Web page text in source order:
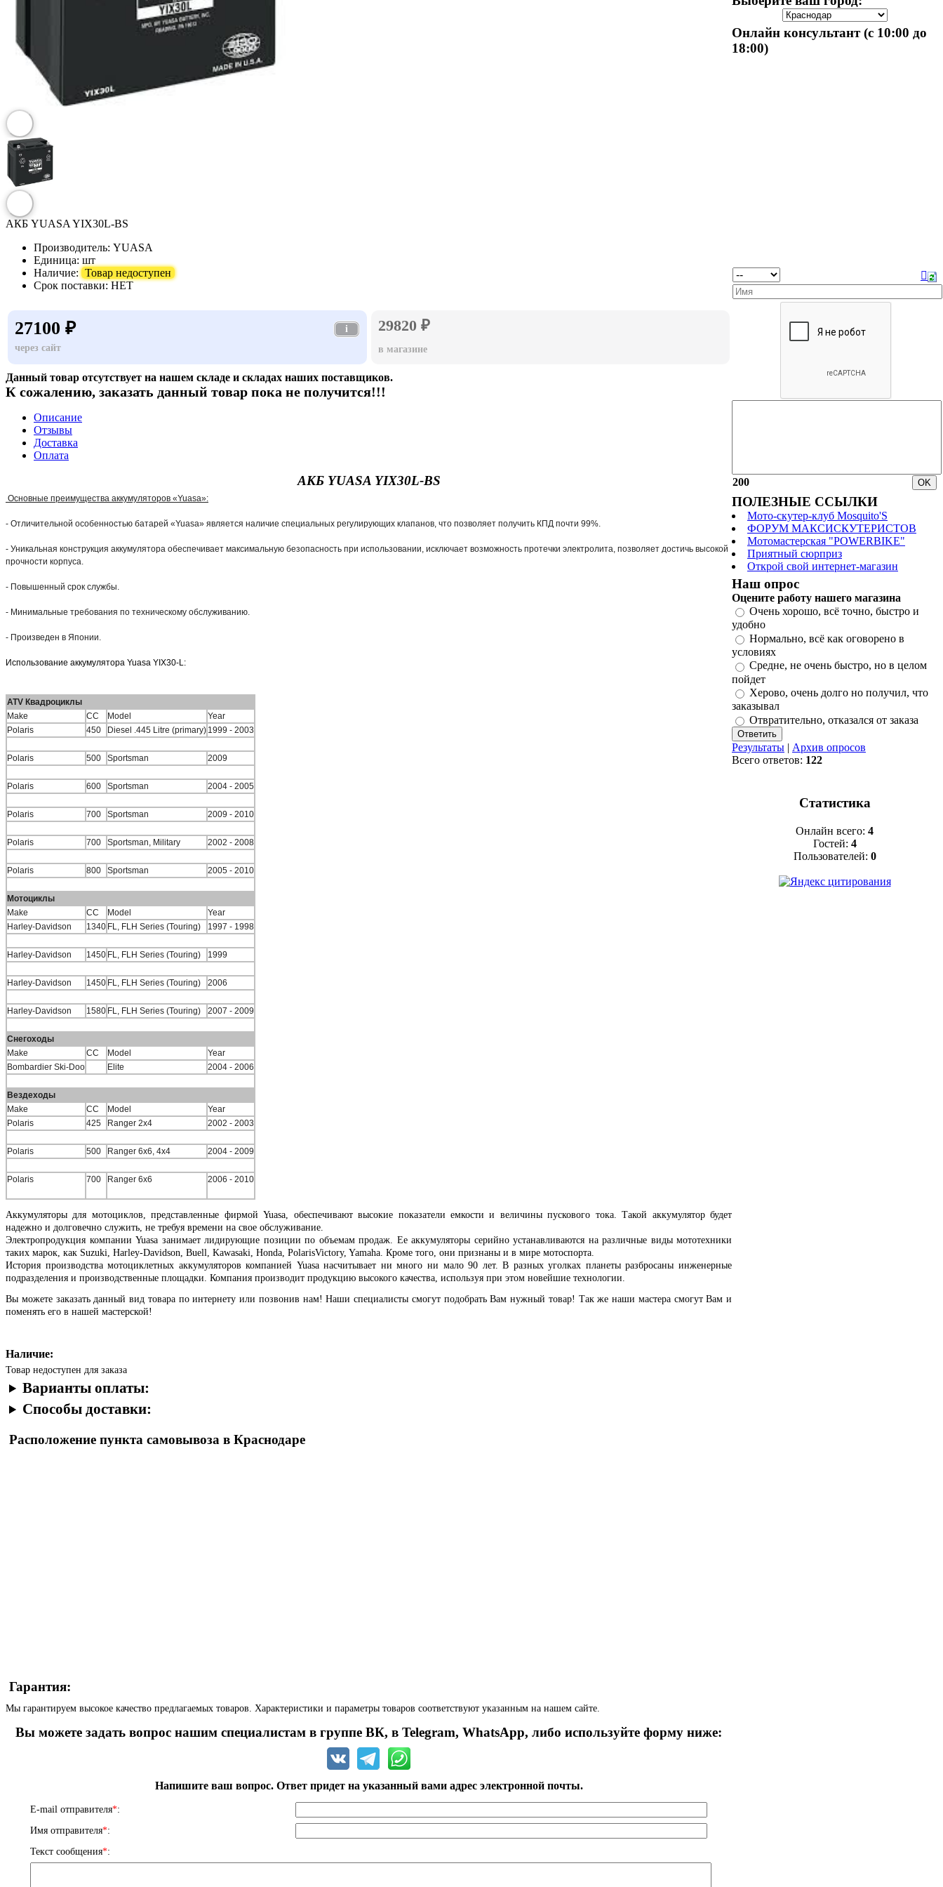
АКБ YUASA YIX30L-BS
Производитель: YUASA
Единица: шт
Наличие: Товар недоступен
Срок поставки: НЕТ
27100 ₽
i
через сайт
29820 ₽
в магазине
Данный товар отсутствует на нашем складе и складах наших поставщиков.
К сожалению, заказать данный товар пока не получится!!!
Описание
Отзывы
Доставка
Оплата
АКБ YUASA YIX30L-BS
Основные преимущества аккумуляторов «Yuasa»:
- Отличительной особенностью батарей «Yuasa» является наличие специальных регулирующих клапанов, что позволяет получить КПД почти 99%.
- Уникальная конструкция аккумулятора обеспечивает максимальную безопасность при использовании, исключает возможность протечки электролита, позволяет достичь высокой
прочности корпуса.
- Повышенный срок службы.
- Минимальные требования по техническому обслуживанию.
- Произведен в Японии.
Использование аккумулятора Yuasa YIX30-L:
ATV Квадроциклы
Make
CC Model
Year
Polaris
450 Diesel .445 Litre (primary) 1999 - 2003
Polaris 500 Sportsman 2009
Polaris 600 Sportsman 2004 - 2005
Polaris 700 Sportsman 2009 - 2010
Polaris 700 Sportsman, Military 2002 - 2008
Polaris 800 Sportsman 2005 - 2010
Мотоциклы
Make
CC Model
Year
Harley-Davidson
1340 FL, FLH Series (Touring) 1997 - 1998
Harley-Davidson 1450 FL, FLH Series (Touring) 1999
Harley-Davidson 1450 FL, FLH Series (Touring) 2006
Harley-Davidson 1580 FL, FLH Series (Touring) 2007 - 2009
Снегоходы
Make
CC Model
Year
Bombardier Ski-Doo
Elite 2004 - 2006
Вездеходы
Make
CC Model
Year
Polaris
425 Ranger 2x4 2002 - 2003
Polaris 500 Ranger 6x6, 4x4 2004 - 2009
Polaris 700 Ranger 6x6 2006 - 2010
Аккумуляторы для мотоциклов, представленные фирмой Yuasa, обеспечивают высокие показатели емкости и величины пускового тока. Такой аккумулятор будет
надежно и долговечно служить, не требуя времени на свое обслуживание.
Электропродукция компании Yuasa занимает лидирующие позиции по объемам продаж. Ее аккумуляторы серийно устанавливаются на различные виды мототехники
таких марок, как Suzuki, Harley-Davidson, Buell, Kawasaki, Honda, PolarisVictory, Yamaha. Кроме того, они признаны и в мире мотоспорта.
История производства мотоциклетных аккумуляторов компанией Yuasa насчитывает ни много ни мало 90 лет. В разных уголках планеты разбросаны инженерные
подразделения и производственные площадки. Компания производит продукцию высокого качества, используя при этом новейшие технологии.
Вы можете заказать данный вид товара по интернету или позвонив нам! Наши специалисты смогут подобрать Вам нужный товар! Так же наши мастера смогут Вам и
поменять его в нашей мастерской!
Наличие:
Товар недоступен для заказа
Варианты оплаты:
Способы доставки:
Расположение пункта самовывоза в Краснодаре
Гарантия:
Мы гарантируем высокое качество предлагаемых товаров. Характеристики и параметры товаров соответствуют указанным на нашем сайте.
Вы можете задать вопрос нашим специалистам в группе ВК, в Telegram, WhatsApp, либо используйте форму ниже:
Напишите ваш вопрос. Ответ придет на указанный вами адрес электронной почты.
E-mail отправителя*:
Имя отправителя*:
Текст сообщения*:
Онлайн консультант (с 10:00 до
18:00)
200
ПОЛЕЗНЫЕ ССЫЛКИ
Мото-скутер-клуб Mosquito'S
ФОРУМ МАКСИСКУТЕРИСТОВ
Мотомастерская "POWERBIKE"
Приятный сюрприз
Открой свой интернет-магазин
Наш опрос
Оцените работу нашего магазина
Очень хорошо, всё точно, быстро и
удобно
Нормально, всё как оговорено в
условиях
Средне, не очень быстро, но в целом
пойдет
Херово, очень долго но получил, что
заказывал
Отвратительно, отказался от заказа
Результаты | Архив опросов
Всего ответов: 122
Статистика
Онлайн всего: 4
Гостей: 4
Пользователей: 0